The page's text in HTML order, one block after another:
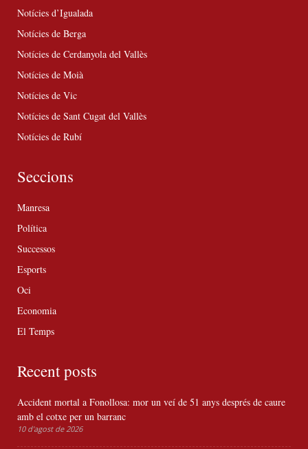
Notícies d’Igualada
Notícies de Berga
Notícies de Cerdanyola del Vallès
Notícies de Moià
Notícies de Vic
Notícies de Sant Cugat del Vallès
Notícies de Rubí
Seccions
Manresa
Política
Successos
Esports
Oci
Economia
El Temps
Recent posts
Accident mortal a Fonollosa: mor un veí de 51 anys després de caure
amb el cotxe per un barranc
10 d'agost de 2026